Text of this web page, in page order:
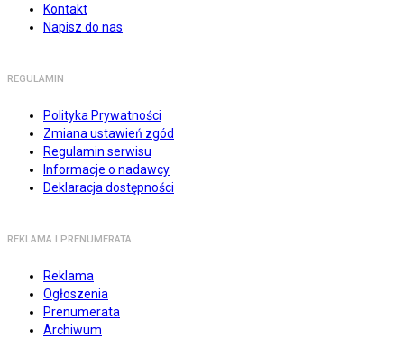
Kontakt
Napisz do nas
REGULAMIN
Polityka Prywatności
Zmiana ustawień zgód
Regulamin serwisu
Informacje o nadawcy
Deklaracja dostępności
REKLAMA I PRENUMERATA
Reklama
Ogłoszenia
Prenumerata
Archiwum